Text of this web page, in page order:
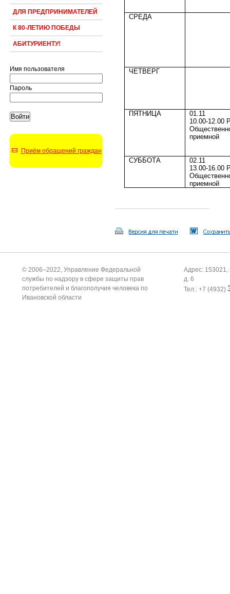
ДЛЯ ПРЕДПРИНИМАТЕЛЕЙ
К 80-ЛЕТИЮ ПОБЕДЫ
АБИТУРИЕНТУ!
Имя пользователя
Пароль
Приём обращений граждан
СРЕДА
ЧЕТВЕРГ
ПЯТНИЦА
01.11
10.00-12.00
приемной
СУББОТА
02.11
13.00-16.00
приемной
© 2006–2022, Управление Федеральной
службы по надзору в сфере защиты прав
потребителей и благополучия человека по
Ивановской области
Адрес: 153021,
д. 6
Тел.: +7 (4932)